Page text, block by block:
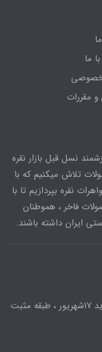
ما
و مقررات
نسل قبل بازار نقره
تلاش میکنیم که با
نقره بپردازیم تا با
فاخر ، هموطنان
ایران داشته باشند.
مشهد ، میدان ۱۷شهریور ، مرکز خرید ۱۷شهریور ، طبقه مثبت